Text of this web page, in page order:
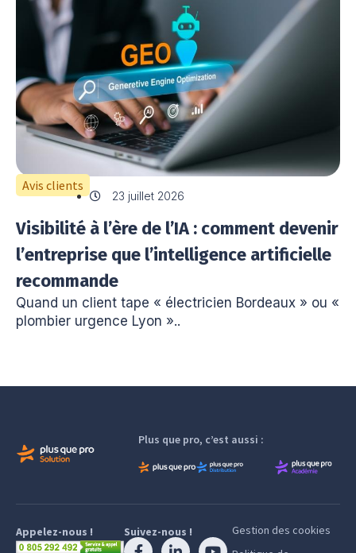
Avis clients
23 juillet 2026
Visibilité à l’ère de l’IA : comment devenir
l’entreprise que l’intelligence artificielle
recommande
Quand un client tape « électricien Bordeaux » ou «
plombier urgence Lyon »..
Plus que pro, c’est aussi :
Appelez-nous ! Suivez-nous !
Gestion des cookies